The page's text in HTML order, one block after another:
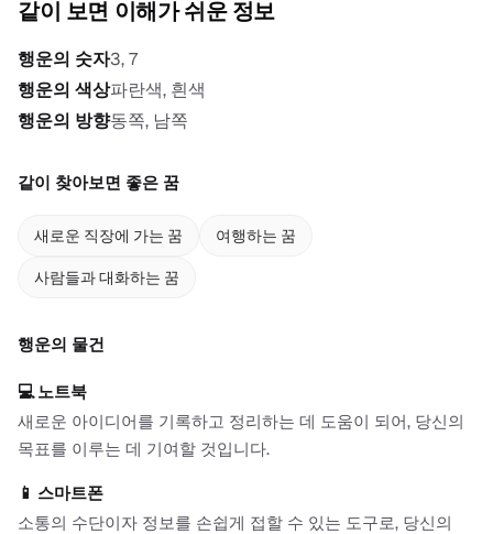
같이 보면 이해가 쉬운 정보
행운의 숫자3, 7
행운의 색상파란색, 흰색
행운의 방향동쪽, 남쪽
같이 찾아보면 좋은 꿈
새로운 직장에 가는 꿈 여행하는 꿈
사람들과 대화하는 꿈
행운의 물건
💻 노트북
새로운 아이디어를 기록하고 정리하는 데 도움이 되어, 당신의
목표를 이루는 데 기여할 것입니다.
📱 스마트폰
소통의 수단이자 정보를 손쉽게 접할 수 있는 도구로, 당신의